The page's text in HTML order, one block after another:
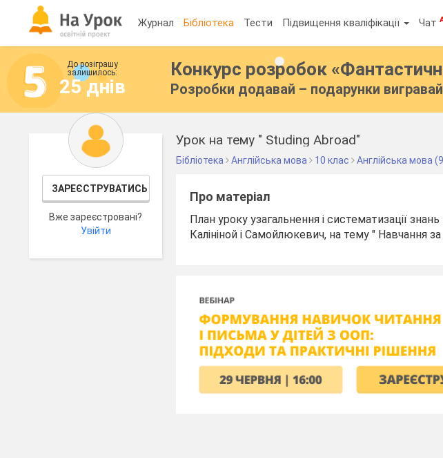
Журнал Бібліотека Тести Підвищення кваліфікації Чат
До розіграшу
залишилось:
25 днів
Конкурс розробок
Розробки додавай – подарунки
ЗАРЕЄСТРУВАТИСЬ
Вже зареєстровані?
Увійти
Урок на тему " Studing Abroad"
Бібліотека Англійська мова 10 клас Англійська мова
Про матеріал
План уроку узагальнення і систематизації
Калініной і Самойлюкевич, на тему " Навчання